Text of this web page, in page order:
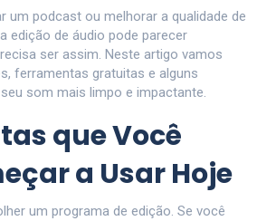
um podcast ou melhorar a qualidade de
edição de áudio pode parecer
ser assim. Neste artigo vamos
ferramentas gratuitas e alguns
som mais limpo e impactante.
que Você
a Usar Hoje
um programa de edição. Se você